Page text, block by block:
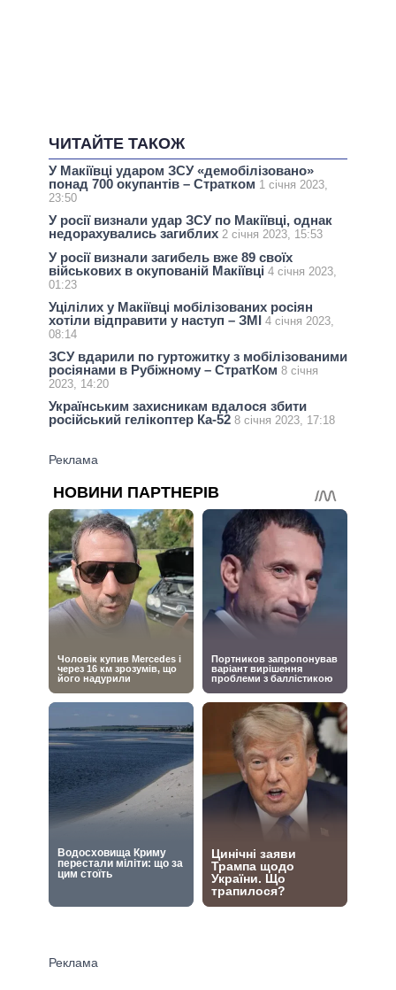
ЧИТАЙТЕ ТАКОЖ
У Макіївці ударом ЗСУ «демобілізовано»
понад 700 окупантів – Стратком 1 січня 2023,
23:50
У росії визнали удар ЗСУ по Макіївці, однак
недорахувались загиблих 2 січня 2023, 15:53
У росії визнали загибель вже 89 своїх
військових в окупованій Макіївці 4 січня 2023,
01:23
Уцілілих у Макіївці мобілізованих росіян
хотіли відправити у наступ – ЗМІ 4 січня 2023,
08:14
ЗСУ вдарили по гуртожитку з мобілізованими
росіянами в Рубіжному – СтратКом 8 січня
2023, 14:20
Українським захисникам вдалося збити
російський гелікоптер Ка-52 8 січня 2023, 17:18